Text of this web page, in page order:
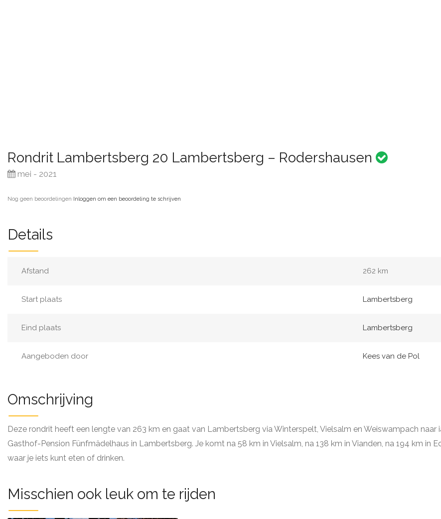
Rondrit Lambertsberg 20 Lambertsberg – Rodershausen
mei - 2021
Nog geen beoordelingen·Inloggen om een beoordeling te schrijven
Details
Afstand 262 km
Start plaats Lambertsberg
Eind plaats Lambertsberg
Aangeboden door Kees van de Pol
Omschrijving
Deze rondrit heeft een lengte van 263 km en gaat van Lambertsberg via Winterspelt, Vielsalm en Weiswampach
Gasthof-Pension Fünfmädelhaus in Lambertsberg. Je komt na 58 km in Vielsalm, na 138 km in Vianden, na 194 km in
waar je iets kunt eten of drinken.
Misschien ook leuk om te rijden